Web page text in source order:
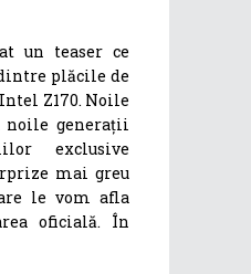
un teaser ce
plăcile de
Z170. Noile
noile generații
exclusive
mai greu
le vom afla
oficială. În